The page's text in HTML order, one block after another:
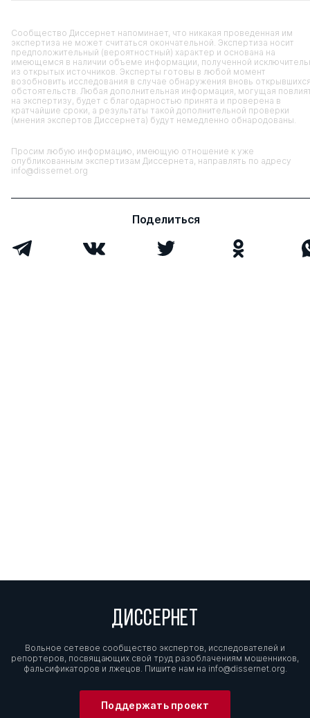
Сообщество Диссернет напоминает, что никакая проведенная им
экспертиза не может считаться окончательной. Экспертиза носит
предположительный (вероятностный) характер и основана на
имеющемся в наличии объеме информации, полученной
из открытых источников. Эксперты готовы в любой момент
возобновить исследования в случае обнаружения вновь
обстоятельств. Любая дополнительная информация, могущая
на экспертизу, будет с благодарностью принята и проверена в
кратчайшие сроки, а результаты такой дополнительной проверки
(мнения экспертов Диссернета) будут немедленно обнародованы.
Просим любую информацию, имеющую отношение к уже
опубликованным экспертизам Диссернета, направлять по адресу
info@dissernet.org
Поделиться
ДИССЕРНЕТ
Вольное сетевое сообщество экспертов, исследователей и
репортеров, посвящающих свой труд разоблачениям мошенников,
фальсификаторов и лжецов. Пишите нам на info@dissernet.org.
Поддержать проект